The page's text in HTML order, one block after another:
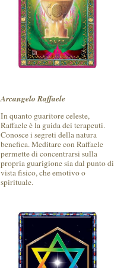
Arcangelo Raffaele
In quanto guaritore celeste,
Raffaele è la guida dei terapeuti.
Conosce i segreti della natura
benefica. Meditare con Raffaele
permette di concentrarsi sulla
propria guarigione sia dal punto di
vista fisico, che emotivo o
spirituale.